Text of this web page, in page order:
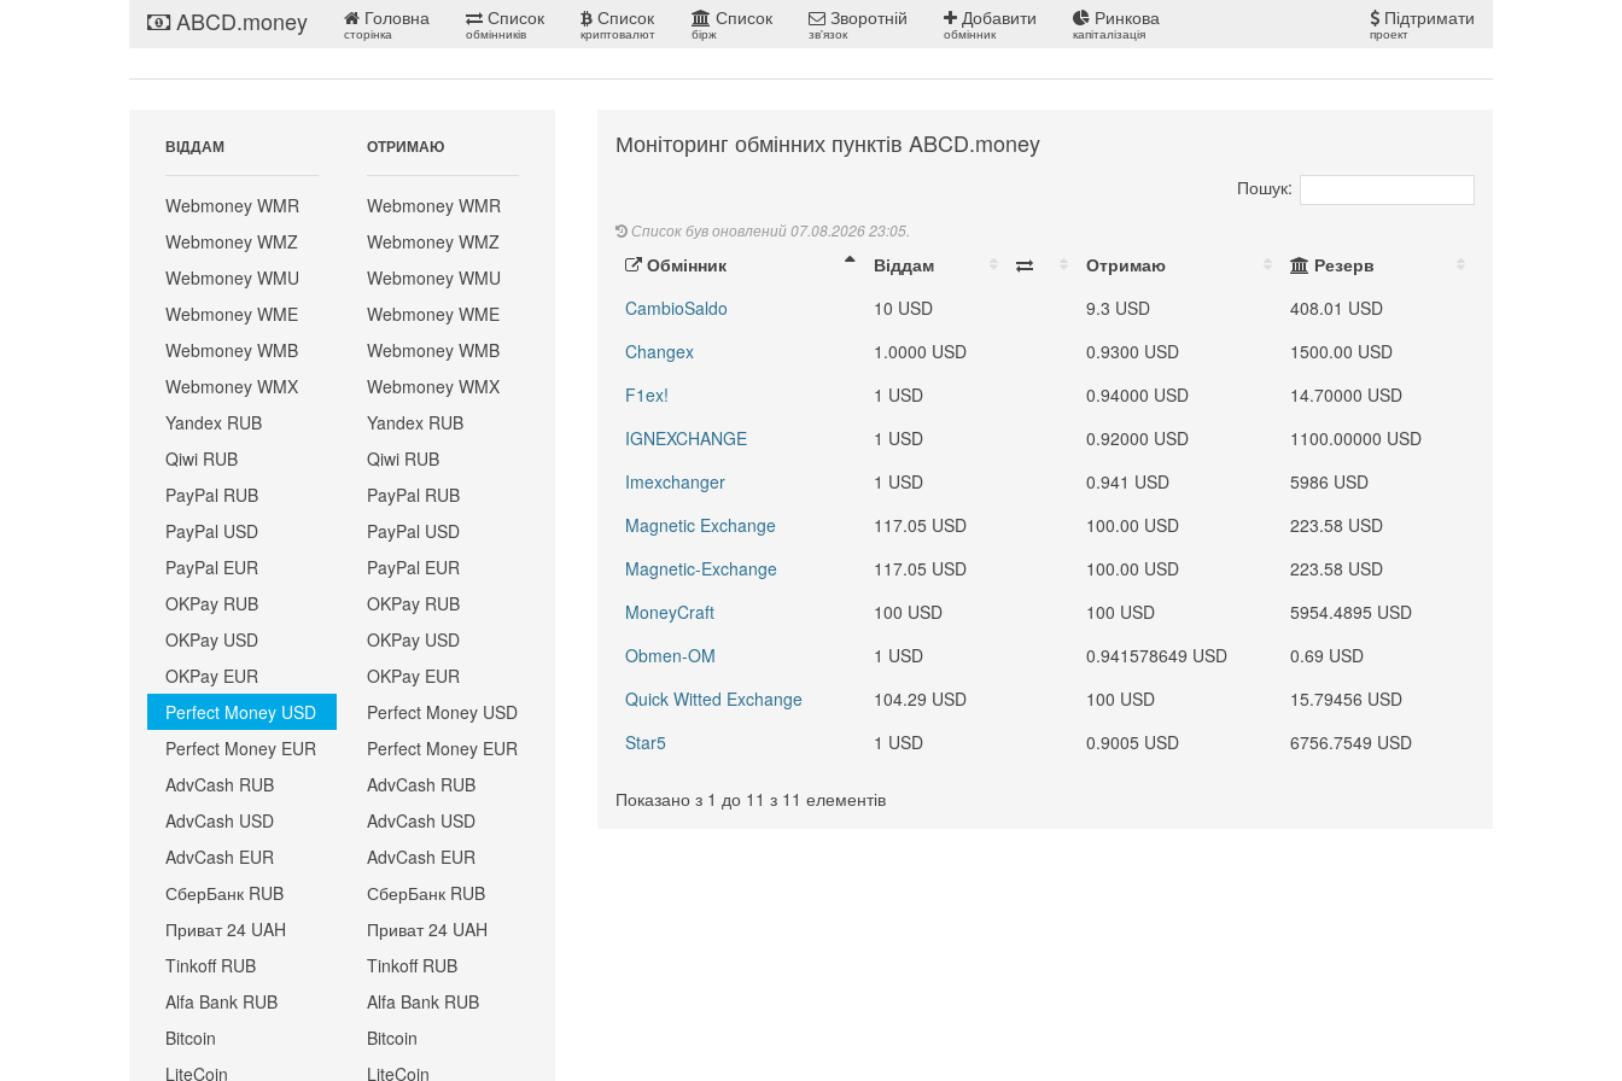
ABCD.money Головна
сторінка
Список
обмінників
Список
криптовалют
Список
бірж
Зворотній
зв'язок
Добавити
обмінник
Ринкова
капіталізація
Підтримати
проект
ВІДДАМ
Webmoney WMR
Webmoney WMZ
Webmoney WMU
Webmoney WME
Webmoney WMB
Webmoney WMX
Yandex RUB
Qiwi RUB
PayPal RUB
PayPal USD
PayPal EUR
OKPay RUB
OKPay USD
OKPay EUR
Perfect Money USD
Perfect Money EUR
AdvCash RUB
AdvCash USD
AdvCash EUR
СберБанк RUB
Приват 24 UAH
Tinkoff RUB
Alfa Bank RUB
Bitcoin
LiteCoin
ОТРИМАЮ
Webmoney WMR
Webmoney WMZ
Webmoney WMU
Webmoney WME
Webmoney WMB
Webmoney WMX
Yandex RUB
Qiwi RUB
PayPal RUB
PayPal USD
PayPal EUR
OKPay RUB
OKPay USD
OKPay EUR
Perfect Money USD
Perfect Money EUR
AdvCash RUB
AdvCash USD
AdvCash EUR
СберБанк RUB
Приват 24 UAH
Tinkoff RUB
Alfa Bank RUB
Bitcoin
LiteCoin
Моніторинг обмінних пунктів ABCD.money
Пошук:
Список був оновлений 07.08.2026 23:05.
Обмінник Віддам Отримаю
Резерв
CambioSaldo
10 USD 9.3 USD
408.01 USD
Changex
1.0000 USD 0.9300 USD
1500.00 USD
F1ex!
1 USD 0.94000 USD
14.70000 USD
IGNEXCHANGE
1 USD 0.92000 USD
1100.00000 USD
Imexchanger
1 USD 0.941 USD
5986 USD
Magnetic Exchange
117.05 USD 100.00 USD
223.58 USD
Magnetic-Exchange
117.05 USD 100.00 USD
223.58 USD
MoneyCraft
100 USD 100 USD
5954.4895 USD
Obmen-OM
1 USD 0.941578649 USD
0.69 USD
Quick Witted Exchange
104.29 USD 100 USD
15.79456 USD
Star5
1 USD 0.9005 USD 6756.7549 USD
Показано з 1 до 11 з 11 елементів